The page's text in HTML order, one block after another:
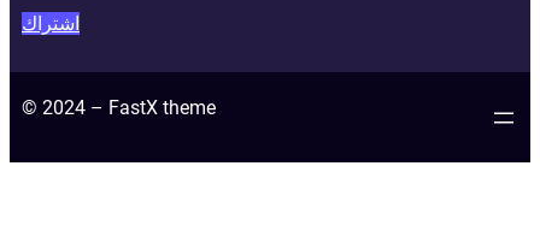
اشتراك
© 2024 – FastX theme